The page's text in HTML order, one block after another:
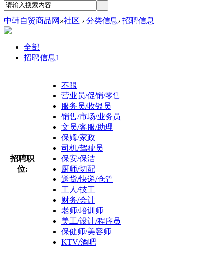
中韩自贸商品网 »社区 › 分类信息› 招聘信息
全部
招聘信息1
招聘职
位:
不限
营业员/促销/零售
服务员/收银员
销售/市场/业务员
文员/客服/助理
保姆/家政
司机/驾驶员
保安/保洁
厨师/切配
送货/快递/仓管
工人/技工
财务/会计
老师/培训师
美工/设计/程序员
保健师/美容师
KTV/酒吧